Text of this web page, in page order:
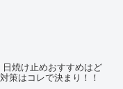
焼け止めおすすめはど
策はコレで決まり！！